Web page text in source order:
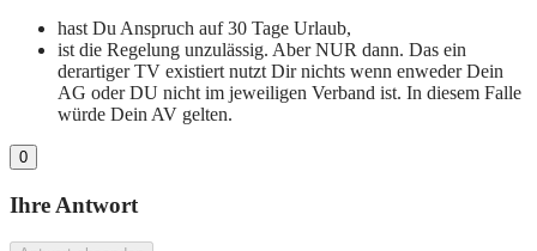
hast Du Anspruch auf 30 Tage Urlaub,
ist die Regelung unzulässig. Aber NUR dann. Das ein
derartiger TV existiert nutzt Dir nichts wenn enweder Dein
AG oder DU nicht im jeweiligen Verband ist. In diesem Falle
würde Dein AV gelten.
0
Ihre Antwort